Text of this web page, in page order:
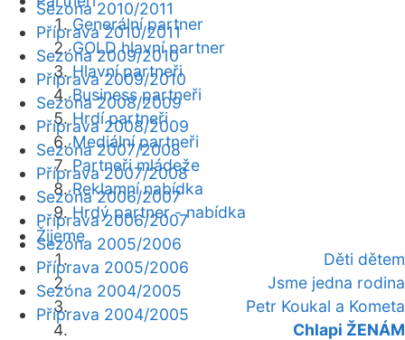
Generální partner
GOLD hlavní partner
Hlavní partneři
Business partneři
Hrdí partneři
Mediální partneři
Partneři mládeže
Reklamní nabídka
Hrdý partner - nabídka
Žijeme
Děti dětem
Jsme jedna rodina
Petr Koukal a Kometa
Chlapi ŽENÁM
Sezóna 2010/2011
Příprava 2010/2011
Sezóna 2009/2010
Příprava 2009/2010
Sezóna 2008/2009
Příprava 2008/2009
Sezóna 2007/2008
Příprava 2007/2008
Sezóna 2006/2007
Příprava 2006/2007
Sezóna 2005/2006
Příprava 2005/2006
Sezóna 2004/2005
Příprava 2004/2005